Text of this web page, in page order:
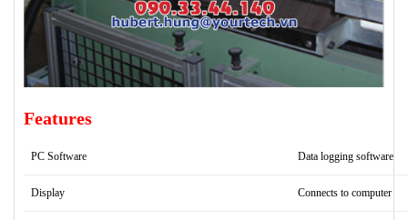
Features
PC Software Data logging software
Display Connects to computer